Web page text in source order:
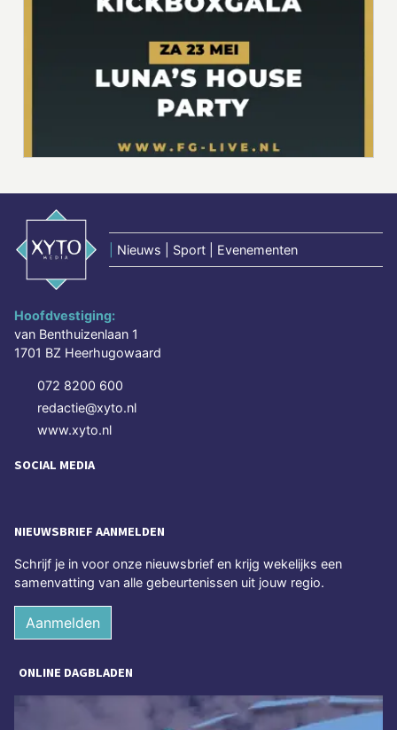
Nieuws | Sport | Evenementen
Hoofdvestiging:
van Benthuizenlaan 1
1701 BZ Heerhugowaard
072 8200 600
redactie@xyto.nl
www.xyto.nl
SOCIAL MEDIA
NIEUWSBRIEF AANMELDEN
Schrijf je in voor onze nieuwsbrief en krijg wekelijks een
samenvatting van alle gebeurtenissen uit jouw regio.
Aanmelden
ONLINE DAGBLADEN